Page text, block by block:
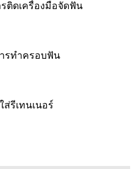
ติดเครื่องมือจัดฟัน
รทำครอบฟัน
รีเทนเนอร์